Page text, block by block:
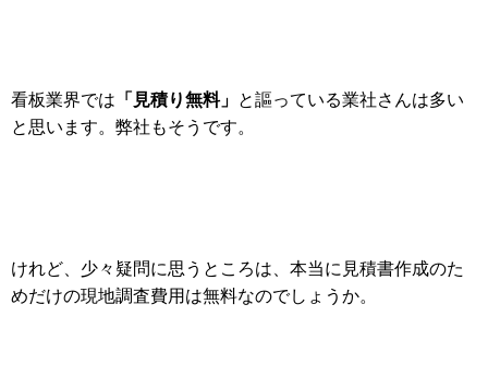
看板業界では 「見積り無料」 と謳っている業社さんは多い
と思います。弊社もそうです。
けれど、少々疑問に思うところは、本当に見積書作成のた
めだけの現地調査費用は無料なのでしょうか。